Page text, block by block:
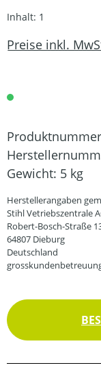
Inhalt: 1
Preise inkl.
Gewicht: 5 kg
Herstellerangaben
Stihl Vetriebszentrale
Robert-Bosch-Straße
64807 Dieburg
Deutschland